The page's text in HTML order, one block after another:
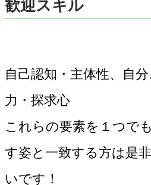
歓迎スキル
自己認知・主体性、自
力・探求心
これらの要素を１つで
す姿と一致する方は是
いです！